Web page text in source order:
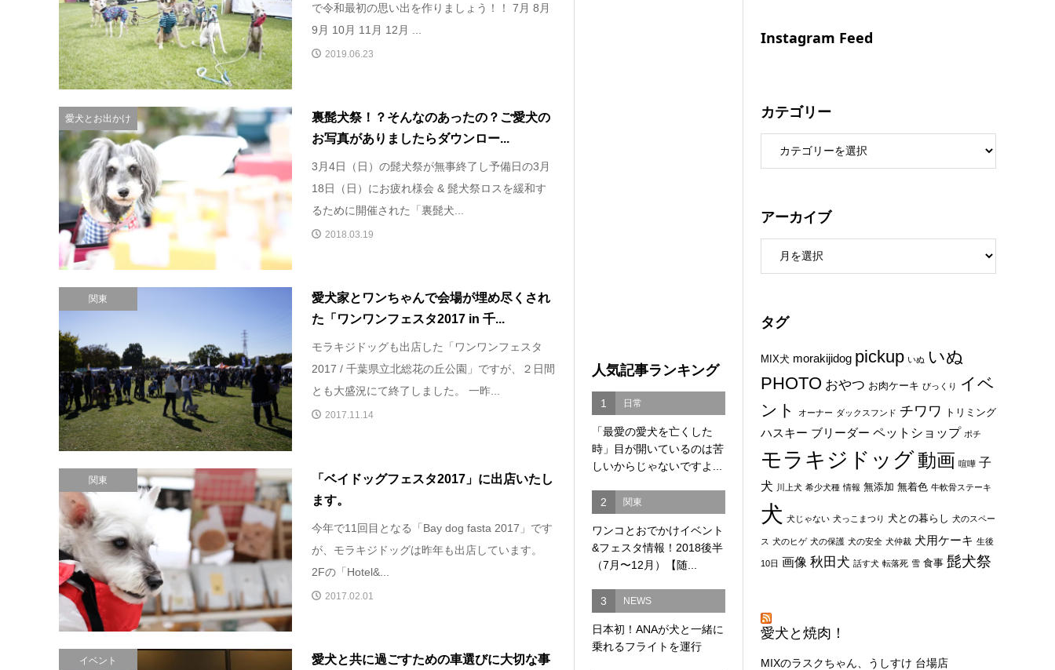
で令和最初の思い出を作りましょう！！ 7月 8月
9月 10月 11月 12月 ...
2019.06.23
愛犬とお出かけ
裏髭犬祭！？そんなのあったの？ご愛犬の
お写真がありましたらダウンロー...
3月4日（日）の髭犬祭が無事終了し予備日の3月
18日（日）にお疲れ様会 & 髭犬祭ロスを緩和す
るために開催された「裏髭犬...
2018.03.19
関東
愛犬家とワンちゃんで会場が埋め尽くされ
た「ワンワンフェスタ2017 in 千...
モラキジドッグも出店した「ワンワンフェスタ
2017 / 千葉県立北総花の丘公園」ですが、２日間
とも大盛況にて終了しました。 一昨...
2017.11.14
関東
「ベイドッグフェスタ2017」に出店いたし
ます。
今年で11回目となる「Bay dog fasta 2017」です
が、モラキジドッグは昨年も出店しています。
2Fの「Hotel&...
2017.02.01
イベント
愛犬と共に過ごすための車選びに大切な事
人気記事ランキング
1 日常
「最愛の愛犬を亡くした
時」目が開いているのは苦
しいからじゃないですよ...
2 関東
ワンコとおでかけイベント
&フェスタ情報！2018後半
（7月〜12月）【随...
3 NEWS
日本初！ANAが犬と一緒に
乗れるフライトを運行
Instagram Feed
カテゴリー
アーカイブ
タグ
MIX犬 morakijidog pickup いぬ いぬ
PHOTO おやつ お肉ケーキ びっくり
イベ
ント
オーナー ダックスフンド チワワ トリミング
ハスキー ブリーダー ペットショップ ポチ
モラキジドッグ動画 喧嘩 子
犬 川上犬 希少犬種 情報 無添加 無着色 牛軟骨ステーキ
犬 犬じゃない 犬っこまつり 犬との暮らし 犬のスペー
ス 犬のヒゲ 犬の保護 犬の安全 犬仲裁 犬用ケーキ 生後
10日 画像 秋田犬 話す犬 転落死 雪 食事 髭犬祭
愛犬と焼肉！
MIXのラスクちゃん、うしすけ 台場店